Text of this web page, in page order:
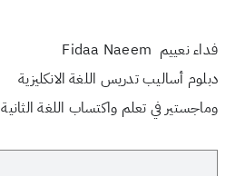
فداء نعييم Fidaa Naeem
دبلوم أساليب تدريس اللغة الانكليزية
وماجستير في تعلم واكتساب اللغة الثانية